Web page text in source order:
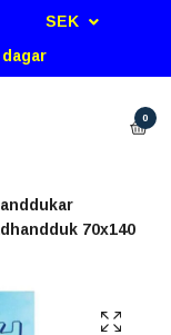
SEK
0
70x140